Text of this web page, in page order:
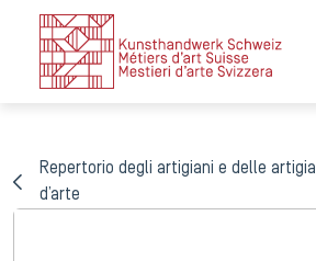
Repertorio degli artigiani e delle
d’arte